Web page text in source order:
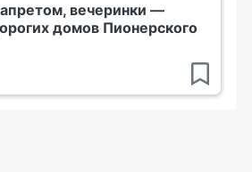
вечеринки —
домов Пионерского